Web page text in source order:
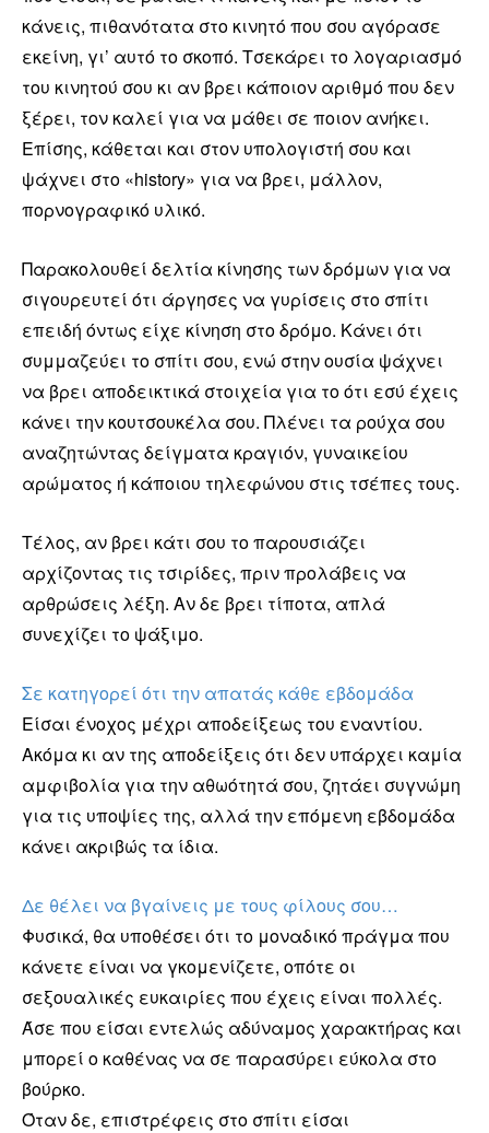
κάνεις, πιθανότατα στο κινητό που σου αγόρασε
εκείνη, γι’ αυτό το σκοπό. Τσεκάρει το λογαριασμό
του κινητού σου κι αν βρει κάποιον αριθμό που δεν
ξέρει, τον καλεί για να μάθει σε ποιον ανήκει.
Επίσης, κάθεται και στον υπολογιστή σου και
ψάχνει στο «history» για να βρει, μάλλον,
πορνογραφικό υλικό.
Παρακολουθεί δελτία κίνησης των δρόμων για να
σιγουρευτεί ότι άργησες να γυρίσεις στο σπίτι
επειδή όντως είχε κίνηση στο δρόμο. Κάνει ότι
συμμαζεύει το σπίτι σου, ενώ στην ουσία ψάχνει
να βρει αποδεικτικά στοιχεία για το ότι εσύ έχεις
κάνει την κουτσουκέλα σου. Πλένει τα ρούχα σου
αναζητώντας δείγματα κραγιόν, γυναικείου
αρώματος ή κάποιου τηλεφώνου στις τσέπες τους.
Τέλος, αν βρει κάτι σου το παρουσιάζει
αρχίζοντας τις τσιρίδες, πριν προλάβεις να
αρθρώσεις λέξη. Αν δε βρει τίποτα, απλά
συνεχίζει το ψάξιμο.
Σε κατηγορεί ότι την απατάς κάθε εβδομάδα
Είσαι ένοχος μέχρι αποδείξεως του εναντίου.
Ακόμα κι αν της αποδείξεις ότι δεν υπάρχει καμία
αμφιβολία για την αθωότητά σου, ζητάει συγνώμη
για τις υποψίες της, αλλά την επόμενη εβδομάδα
κάνει ακριβώς τα ίδια.
Δε θέλει να βγαίνεις με τους φίλους σου…
Φυσικά, θα υποθέσει ότι το μοναδικό πράγμα που
κάνετε είναι να γκομενίζετε, οπότε οι
σεξουαλικές ευκαιρίες που έχεις είναι πολλές.
Άσε που είσαι εντελώς αδύναμος χαρακτήρας και
μπορεί ο καθένας να σε παρασύρει εύκολα στο
βούρκο.
Όταν δε, επιστρέφεις στο σπίτι είσαι